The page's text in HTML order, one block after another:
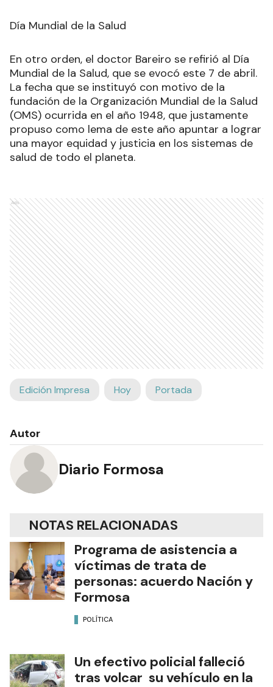
Día Mundial de la Salud
En otro orden, el doctor Bareiro se refirió al Día
Mundial de la Salud, que se evocó este 7 de abril.
La fecha que se instituyó con motivo de la
fundación de la Organización Mundial de la Salud
(OMS) ocurrida en el año 1948, que justamente
propuso como lema de este año apuntar a lograr
una mayor equidad y justicia en los sistemas de
salud de todo el planeta.
Ads
Edición Impresa Hoy Portada
Autor
Diario Formosa
NOTAS RELACIONADAS
Programa de asistencia a
víctimas de trata de
personas: acuerdo Nación y
Formosa
POLÍTICA
Un efectivo policial falleció
tras volcar su vehículo en la